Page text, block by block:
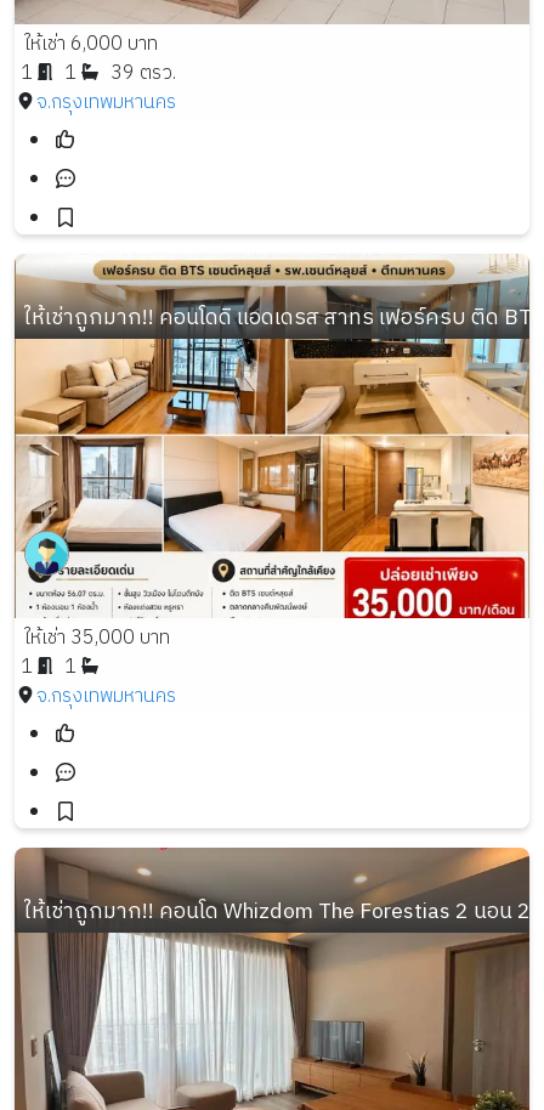
ให้เช่า 6,000 บาท
1
1
39 ตรว.
จ.กรุงเทพมหานคร
ให้เช่าถูกมาก!! คอนโดดิ แอดเดรส สาทร เฟอร์ครบ ติด
ให้เช่า 35,000 บาท
1
1
จ.กรุงเทพมหานคร
ให้เช่าถูกมาก!! คอนโด Whizdom The Forestias 2 นอน